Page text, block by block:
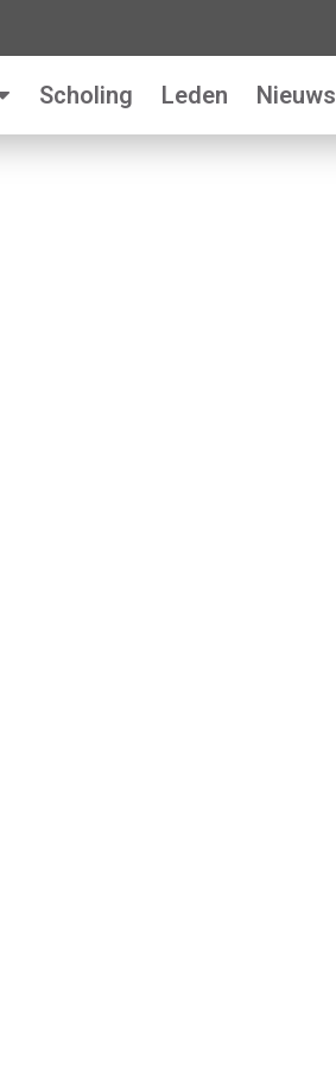
Scholing Leden Nieuws